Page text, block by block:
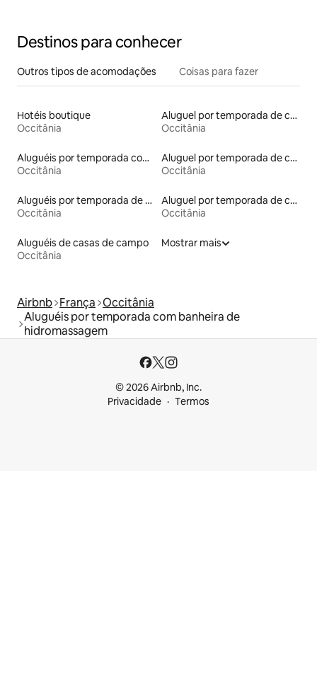
Destinos para conhecer
Outros tipos de acomodações Coisas para fazer
Hotéis boutique
Occitânia
Aluguel por temporada de contêineres
Occitânia
Aluguéis por temporada com banheiro para PCD
Occitânia
Aluguel por temporada de casas na árvore
Occitânia
Aluguéis por temporada de celeiros
Occitânia
Aluguel por temporada de cavernas
Occitânia
Aluguéis de casas de campo
Occitânia
Mostrar mais
Airbnb França Occitânia
Aluguéis por temporada com banheira de
hidromassagem
© 2026 Airbnb, Inc.
Privacidade
Termos